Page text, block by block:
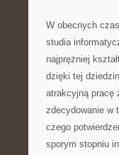
W obecnych
studia
najprężniej
dzięki tej
atrakcyjną pracę
zdecydowanie w
czego
sporym stopniu